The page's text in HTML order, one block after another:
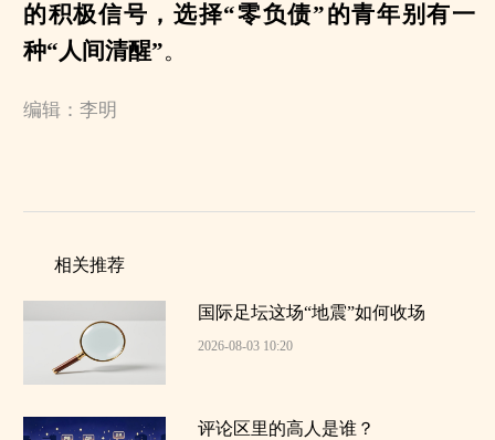
的积极信号，选择“零负债”的青年别有一
种“人间清醒”。
编辑：李明
相关推荐
国际足坛这场“地震”如何收场
2026-08-03 10:20
评论区里的高人是谁？